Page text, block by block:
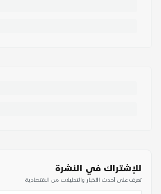
للإشتراك في النشرة
تعرف على أحدث الأخبار والتحليلات من الاقتصادية